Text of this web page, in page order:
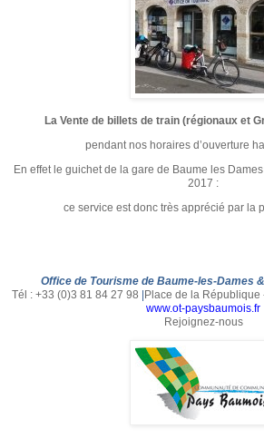
La Vente de billets de train (régionaux et
pendant nos horaires d’ouverture
En effet le guichet de la gare de Baume les
2017 :
ce service est donc très apprécié par la
Office de Tourisme de Baume-les-Dames
Tél : +33 (0)3 81 84 27 98
Place de la
www.ot-paysbaumois.fr
Rejoignez-nous